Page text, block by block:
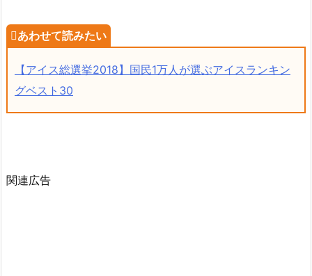
【アイス総選挙2018】国民1万人が選ぶアイスランキン
グベスト30
関連広告